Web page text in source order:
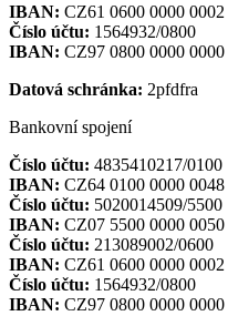
IBAN: CZ61 0600 0000 0002
Číslo účtu: 1564932/0800
IBAN: CZ97 0800 0000 0000
Datová schránka: 2pfdfra
Bankovní spojení
Číslo účtu: 4835410217/0100
IBAN: CZ64 0100 0000
Číslo účtu: 5020014509/5500
IBAN: CZ07 5500 0000
Číslo účtu: 213089002/0600
IBAN: CZ61 0600 0000 0002
Číslo účtu: 1564932/0800
IBAN: CZ97 0800 0000 0000